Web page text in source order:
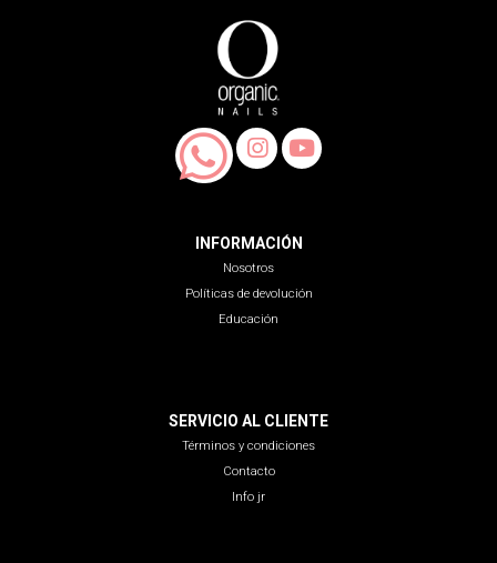
INFORMACIÓN
Nosotros
Políticas de devolución
Educación
SERVICIO AL CLIENTE
Términos y condiciones
Contacto
Info jr